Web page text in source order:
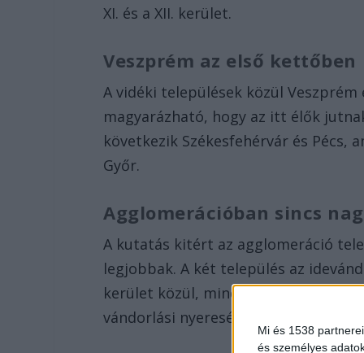
Mi és 1538
és személyes
XI. és a XII. kerület.
Veszprém az első kettőben
A vidéki települések közül
magyarázható, hogy az itt élők
következik Székesfehérvár és Pécs,
Győr.
Agglomerációban sincs
A kutatás kitért az agglomeráció
legjobbak. A két település az
kerület közül, mindez pedig azt
vándorlási nyereséget Pest megye